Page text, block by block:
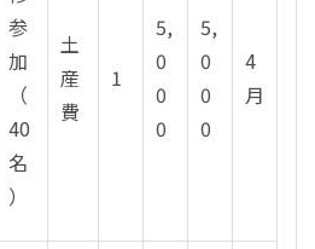
参
加
（
40
名
）
土
産
費
1
5,
0
0
0
5,
0
0
0
4
月